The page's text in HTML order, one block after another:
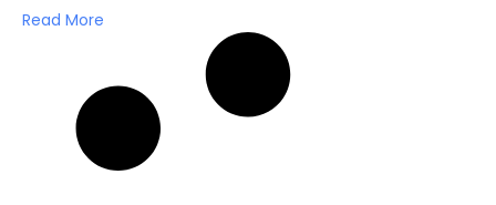
Read More